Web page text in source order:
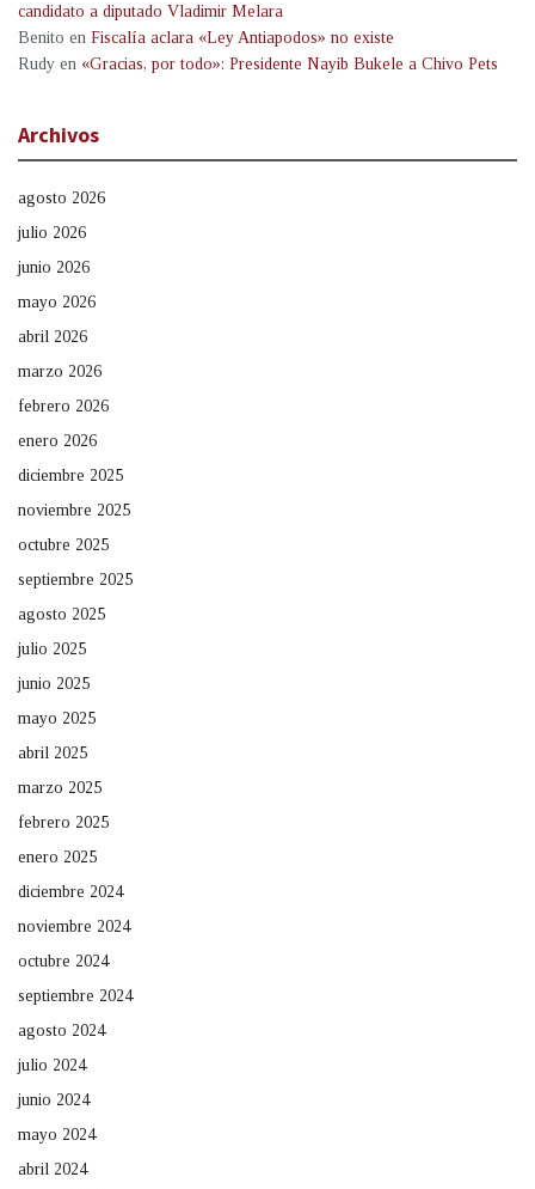
candidato a diputado Vladimir Melara
Benito en Fiscalía aclara «Ley Antiapodos» no existe
Rudy en «Gracias, por todo»: Presidente Nayib Bukele a Chivo Pets
Archivos
agosto 2026
julio 2026
junio 2026
mayo 2026
abril 2026
marzo 2026
febrero 2026
enero 2026
diciembre 2025
noviembre 2025
octubre 2025
septiembre 2025
agosto 2025
julio 2025
junio 2025
mayo 2025
abril 2025
marzo 2025
febrero 2025
enero 2025
diciembre 2024
noviembre 2024
octubre 2024
septiembre 2024
agosto 2024
julio 2024
junio 2024
mayo 2024
abril 2024